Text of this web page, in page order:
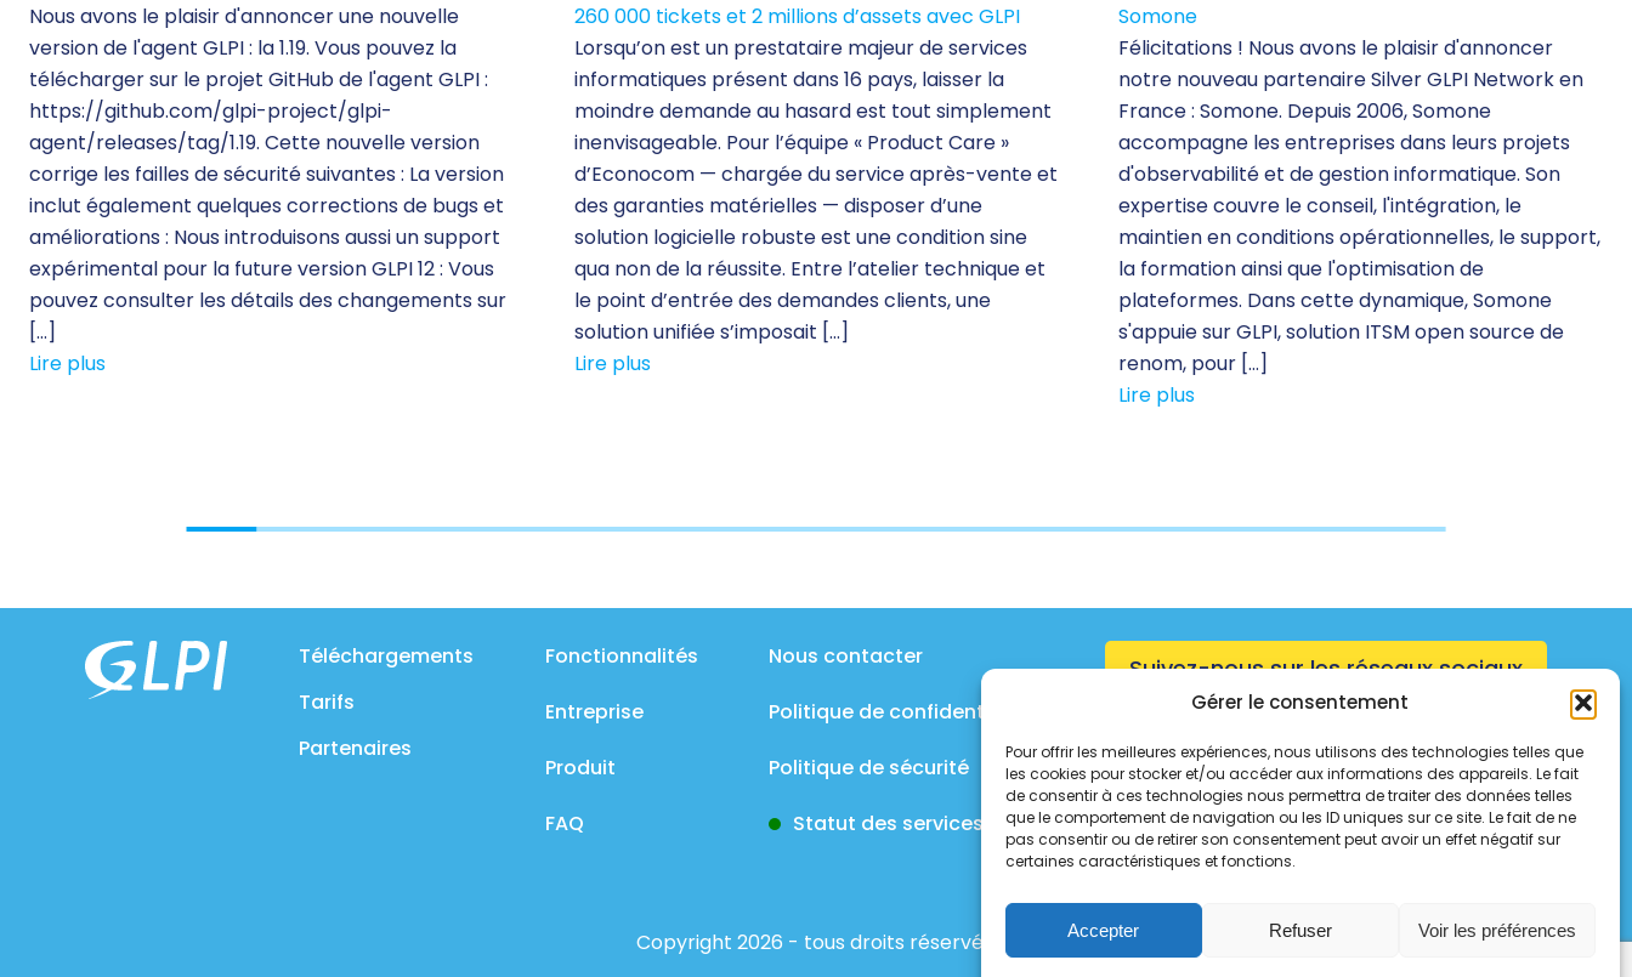
Gérer le consentement
Pour offrir les meilleures expériences, nous utilisons des technologies telles que
les cookies pour stocker et/ou accéder aux informations des appareils. Le fait
de consentir à ces technologies nous permettra de traiter des données telles
que le comportement de navigation ou les ID uniques sur ce site. Le fait de ne
pas consentir ou de retirer son consentement peut avoir un effet négatif sur
certaines caractéristiques et fonctions.
Accepter Refuser Voir les préférences
Nous avons le plaisir d'annoncer une nouvelle
version de l'agent GLPI : la 1.19. Vous pouvez la
télécharger sur le projet GitHub de l'agent GLPI :
https://github.com/glpi-project/glpi-
agent/releases/tag/1.19. Cette nouvelle version
corrige les failles de sécurité suivantes : La version
inclut également quelques corrections de bugs et
améliorations : Nous introduisons aussi un support
expérimental pour la future version GLPI 12 : Vous
pouvez consulter les détails des changements sur
[…]
Lire plus
260 000 tickets et 2 millions d’assets avec GLPI
Lorsqu’on est un prestataire majeur de services
informatiques présent dans 16 pays, laisser la
moindre demande au hasard est tout simplement
inenvisageable. Pour l’équipe « Product Care »
d’Econocom — chargée du service après-vente et
des garanties matérielles — disposer d’une
solution logicielle robuste est une condition sine
qua non de la réussite. Entre l’atelier technique et
le point d’entrée des demandes clients, une
solution unifiée s’imposait […]
Lire plus
Somone
Félicitations ! Nous avons le plaisir d'annoncer
notre nouveau partenaire Silver GLPI Network en
France : Somone. Depuis 2006, Somone
accompagne les entreprises dans leurs projets
d'observabilité et de gestion informatique. Son
expertise couvre le conseil, l'intégration, le
maintien en conditions opérationnelles, le support,
la formation ainsi que l'optimisation de
plateformes. Dans cette dynamique, Somone
s'appuie sur GLPI, solution ITSM open source de
renom, pour […]
Lire plus
Téléchargements
Tarifs
Partenaires
Fonctionnalités
Entreprise
Produit
FAQ
Nous contacter
Politique de confidentialité
Politique de sécurité
Statut des services
Suivez-nous sur les réseaux sociaux
Copyright 2026 - tous droits réservés.